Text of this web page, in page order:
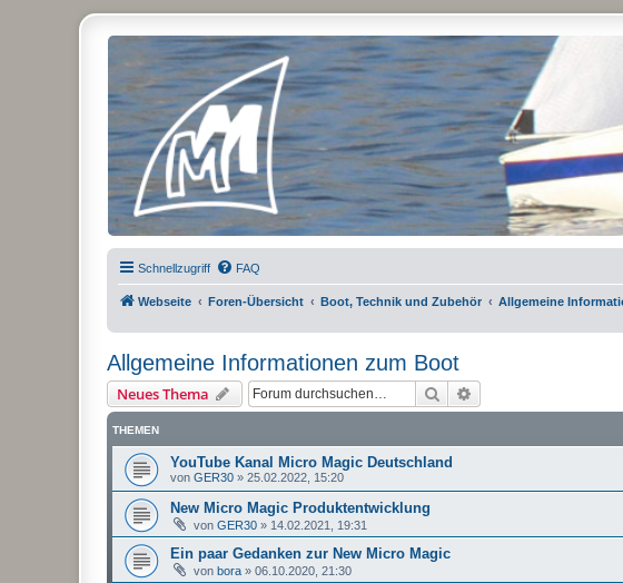
Micro Magic Forum Deutschland
Schnellzugriff FAQ
Webseite Foren-Übersicht Boot, Technik und Zubehör Allgemeine
Allgemeine Informationen zum Boot
Neues Thema Suche
THEMEN
YouTube Kanal Micro Magic Deutschland
von GER30 » 25.02.2022, 15:20
New Micro Magic Produktentwicklung
von GER30 » 14.02.2021, 19:31
Ein paar Gedanken zur New Micro Magic
von bora » 06.10.2020, 21:30